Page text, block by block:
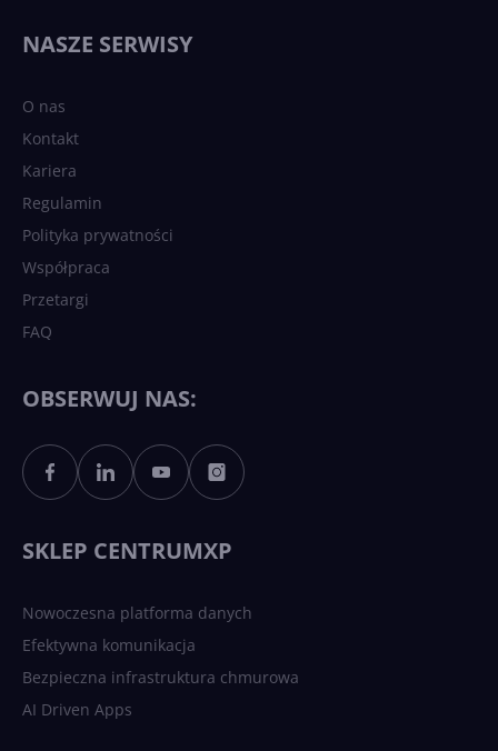
NASZE SERWISY
O nas
Kontakt
Kariera
Regulamin
Polityka prywatności
Współpraca
Przetargi
FAQ
OBSERWUJ NAS:
SKLEP CENTRUMXP
Nowoczesna platforma danych
Efektywna komunikacja
Bezpieczna infrastruktura chmurowa
AI Driven Apps